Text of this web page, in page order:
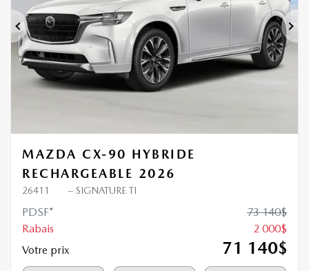
Précédent
MAZDA CX-90 HYBRIDE
RECHARGEABLE 2026
26411 – SIGNATURE TI
PDSF* 73 140$
Rabais
2 000$
Votre prix
71 140$